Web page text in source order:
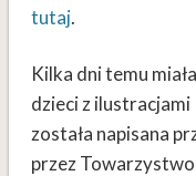
tutaj.
Kilka dni temu
dzieci z
została napisana
przez